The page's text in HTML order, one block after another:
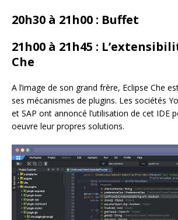
20h30 à 21h00 : Buffet
21h00 à 21h45 :
Che
A l’image de son grand frère, Eclipse Che
ses mécanismes de plugins. Les sociétés
et SAP ont annoncé l’utilisation de cet IDE
oeuvre leur propres solutions.